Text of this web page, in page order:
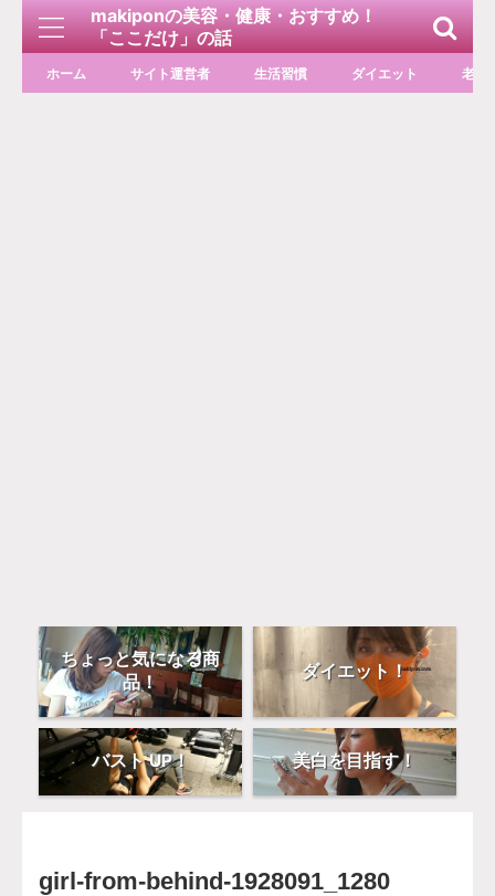
makiponの美容・健康・おすすめ！
「ここだけ」の話
ホーム サイト運営者 生活習慣 ダイエット 老化
ちょっと気になる商
品！
ダイエット！
バスト UP！ 美白を目指す！
girl-from-behind-1928091_1280